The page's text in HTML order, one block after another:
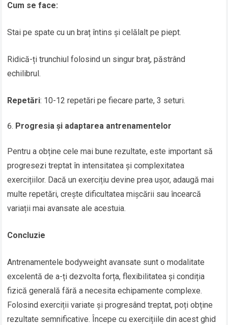
Cum se face:
Stai pe spate cu un braț întins și celălalt pe piept.
Ridică-ți trunchiul folosind un singur braț, păstrând
echilibrul.
Repetări: 10-12 repetări pe fiecare parte, 3 seturi.
Progresia și adaptarea antrenamentelor
Pentru a obține cele mai bune rezultate, este important să
progresezi treptat în intensitatea și complexitatea
exercițiilor. Dacă un exercițiu devine prea ușor, adaugă mai
multe repetări, crește dificultatea mișcării sau încearcă
variații mai avansate ale acestuia.
Concluzie
Antrenamentele bodyweight avansate sunt o modalitate
excelentă de a-ți dezvolta forța, flexibilitatea și condiția
fizică generală fără a necesita echipamente complexe.
Folosind exerciții variate și progresând treptat, poți obține
rezultate semnificative. Începe cu exercițiile din acest ghid